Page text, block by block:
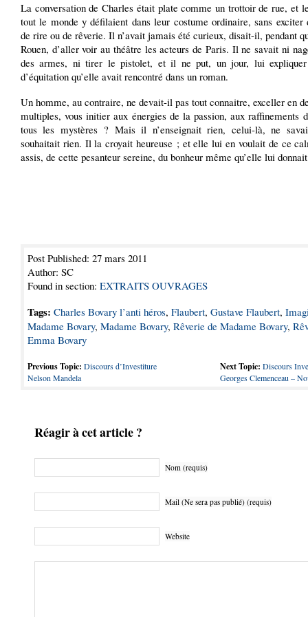
La conversation de Charles était plate comme un trottoir de rue, et
tout le monde y défilaient dans leur costume ordinaire, sans exciter
de rire ou de rêverie. Il n’avait jamais été curieux, disait-il, pendant
Rouen, d’aller voir au théâtre les acteurs de Paris. Il ne savait ni
des armes, ni tirer le pistolet, et il ne put, un jour, lui
d’équitation qu’elle avait rencontré dans un roman.
Un homme, au contraire, ne devait-il pas tout connaitre, exceller en
multiples, vous initier aux énergies de la passion, aux raffinements
tous les mystères ? Mais il n’enseignait rien, celui-là, ne
souhaitait rien. Il la croyait heureuse ; et elle lui en voulait de ce
assis, de cette pesanteur sereine, du bonheur même qu’elle lui
Post Published: 27 mars 2011
Author: SC
Found in section: EXTRAITS OUVRAGES
Tags: Charles Bovary l’anti héros, Flaubert, Gustave Flaubert,
Madame Bovary, Madame Bovary, Rêverie de Madame Bovary,
Emma Bovary
Previous Topic: Discours d’Investiture
Nelson Mandela
Next Topic: Discours
Georges Clemenceau –
Réagir à cet article ?
Nom (requis)
Mail (Ne sera pas publié) (requis)
Website